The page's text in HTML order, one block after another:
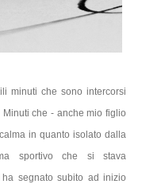
minuti che sono intercorsi
Minuti che - anche mio figlio
in quanto isolato dalla
sportivo che si stava
ha segnato subito ad inizio